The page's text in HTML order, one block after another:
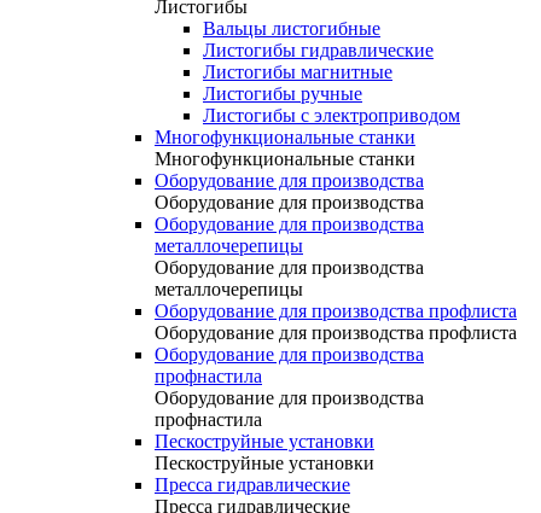
Листогибы
Вальцы листогибные
Листогибы гидравлические
Листогибы магнитные
Листогибы ручные
Листогибы с электроприводом
Многофункциональные станки
Многофункциональные станки
Оборудование для производства
Оборудование для производства
Оборудование для производства
металлочерепицы
Оборудование для производства
металлочерепицы
Оборудование для производства профлиста
Оборудование для производства профлиста
Оборудование для производства
профнастила
Оборудование для производства
профнастила
Пескоструйные установки
Пескоструйные установки
Пресса гидравлические
Пресса гидравлические